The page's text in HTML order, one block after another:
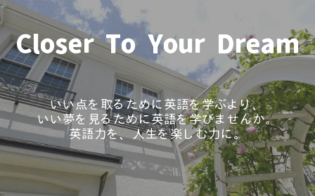
Closer To Your Dream
いい点を取るために英語を学ぶより、
いい夢を見るために英語を学びませんか。
英語力を、人生を楽しむ力に。